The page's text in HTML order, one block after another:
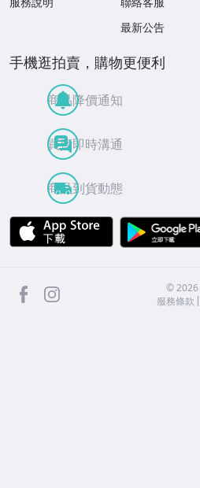
最新公告
手機逛拍賣，購物更便利
商品降價通知
買賣即時溝通
商品到貨動態
APP Store
facebook ©2026
服務條款